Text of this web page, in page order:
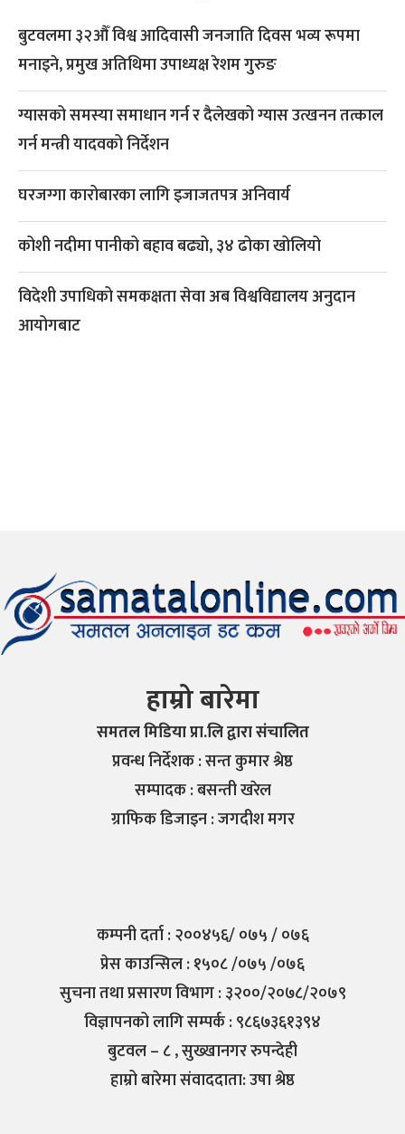
बुटवलमा ३२औँ विश्व आदिवासी जनजाति दिवस भव्य रूपमा
मनाइने, प्रमुख अतिथिमा उपाध्यक्ष रेशम गुरुङ
ग्यासको समस्या समाधान गर्न र दैलेखको ग्यास उत्खनन तत्काल
गर्न मन्त्री यादवको निर्देशन
घरजग्गा कारोबारका लागि इजाजतपत्र अनिवार्य
कोशी नदीमा पानीको बहाव बढ्यो, ३४ ढोका खोलियो
विदेशी उपाधिको समकक्षता सेवा अब विश्वविद्यालय अनुदान
आयोगबाट
हाम्रो बारेमा
समतल मिडिया प्रा.लि द्वारा संचालित
प्रवन्ध निर्देशक : सन्त कुमार श्रेष्ठ
सम्पादक : बसन्ती खरेल
ग्राफिक डिजाइन : जगदीश मगर
कम्पनी दर्ता : २००४५६/ ०७५ / ०७६
प्रेस काउन्सिल : १५०८ /०७५ /०७६
सुचना तथा प्रसारण विभाग : ३२००/२०७८/२०७९
विज्ञापनको लागि सम्पर्क : ९८६७३६१३९४
बुटवल – ८ , सुख्खानगर रुपन्देही
हाम्रो बारेमा संवाददाता: उषा श्रेष्ठ